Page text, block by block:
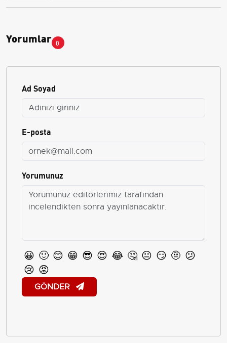
Yorumlar 0
Ad Soyad
E-posta
Yorumunuz
😀 🙂 😊 😁 😎 😍 😂 🤔 😐 😏 🤨 😕
😢 😡
GÖNDER